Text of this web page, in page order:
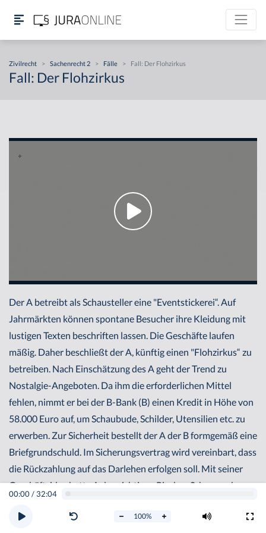
Zivilrecht > Sachenrecht 2 > Fälle > Fall: Der Flohzirkus
Fall: Der Flohzirkus
00:00/ 32:04
100%
Der A betreibt als Schausteller eine "Eventstickerei“. Auf
Jahrmärkten können spontane Besucher ihre Kleidung mit
lustigen Texten beschriften lassen. Die Geschäfte laufen
mäßig. Daher beschließt der A, künftig einen "Flohzirkus“ zu
betreiben. Nach Einschätzung des A geht der Trend zu
Nostalgie-Angeboten. Da ihm die erforderlichen Mittel
fehlen, nimmt er bei der B-Bank (B) einen Kredit in Höhe von
58.000 Euro auf, um Schaubude, Schilder, Utensilien etc. zu
erwerben. Zur Sicherheit bestellt der A der B formgemäß eine
Briefgrundschuld. Im Sicherungsvertrag wird vereinbart, dass
die Rückzahlung auf das Darlehen erfolgen soll. Mit seiner
Geschäftsidee hatte A den richtigen Riecher. Schon nach
Die B tritt ihrerseits - nach Tilgung des Darlehens durch A -